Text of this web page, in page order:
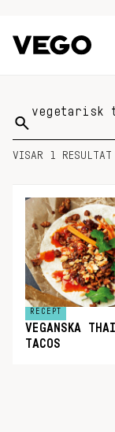
Sök
på:
VISAR 1 RESULTAT
RECEPT
VEGANSKA THAI
TACOS